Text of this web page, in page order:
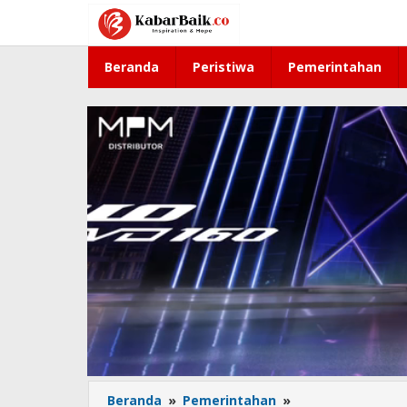
konten
Beranda Peristiwa Pemerintahan
Beranda » Pemerintahan »